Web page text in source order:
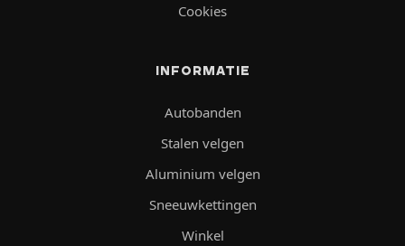
Cookies
INFORMATIE
Autobanden
Stalen velgen
Aluminium velgen
Sneeuwkettingen
Winkel